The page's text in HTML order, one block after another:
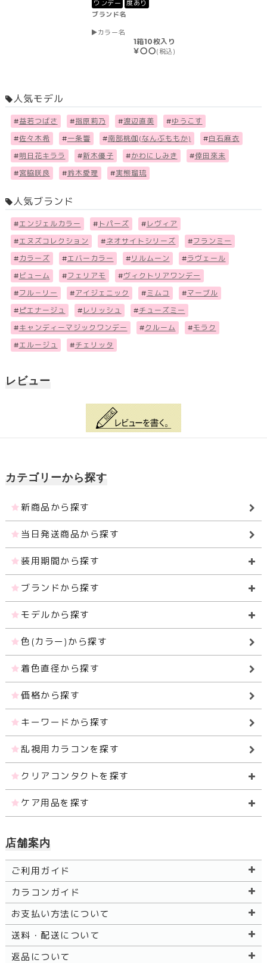
ワンデー
度あり
ブランド名
カラー名
1箱10枚入り
￥〇〇(税込)
人気モデル
#益若つばさ #指原莉乃 #渡辺直美 #ゆうこす
#佐々木希 #一条響 #南部桃伽(なんぶももか) #白石麻衣
#明日花キララ #新木優子 #かわにしみき #倖田來未
#宮脇咲良 #鈴木愛理 #実熊瑠琉
人気ブランド
#エンジェルカラー # トパーズ # レヴィア
#エヌズコレクション #ネオサイトシリーズ #フランミー
# カラーズ #エバーカラー # リルムーン #ラヴェール
# ビューム #フェリアモ #ヴィクトリアワンデー
#フル－リー #アイジェニック #ミムコ #マーブル
# ピエナージュ # レリッシュ #チューズミー
#キャンディーマジックワンデー #クルーム #モラク
#エルージュ #チェリッタ
レビュー
カテゴリーから探す
新商品から探す
当日発送商品から探す
装用期間から探す
ブランドから探す
モデルから探す
色(カラー)から探す
着色直径から探す
価格から探す
キーワードから探す
乱視用カラコンを探す
クリアコンタクトを探す
ケア用品を探す
店舗案内
ご利用ガイド
カラコンガイド
お支払い方法について
送料・配送について
返品について